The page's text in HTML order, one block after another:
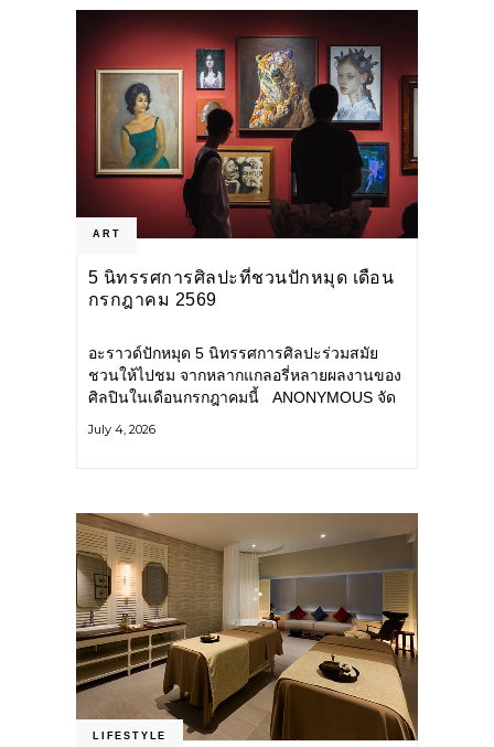
ART
5 นิทรรศการศิลปะที่ชวนปักหมุด เดือน
กรกฎาคม 2569
อะราวด์ปักหมุด 5 นิทรรศการศิลปะร่วมสมัย
ชวนให้ไปชม จากหลากแกลอรี่หลายผลงานของ
ศิลปินในเดือนกรกฎาคมนี้ ANONYMOUS จัด
กลุ่ม Anonymous โดยมี นิ่ม
July 4, 2026
LIFESTYLE